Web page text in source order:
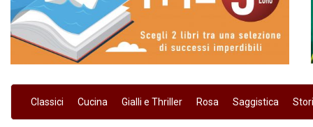
Classici Cucina Gialli e Thriller Rosa Saggistica